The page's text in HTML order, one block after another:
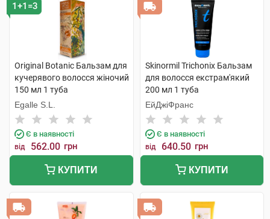
1+1=3
Original Botanic Бальзам для
кучерявого волосся жіночий
150 мл 1 туба
Egalle S.L.
Є в наявності
від 562.00 грн
КУПИТИ
Skinormil Trichonix Бальзам
для волосся екстрам'який
200 мл 1 туба
ЕйДжіФранс
Є в наявності
від 640.50 грн
КУПИТИ